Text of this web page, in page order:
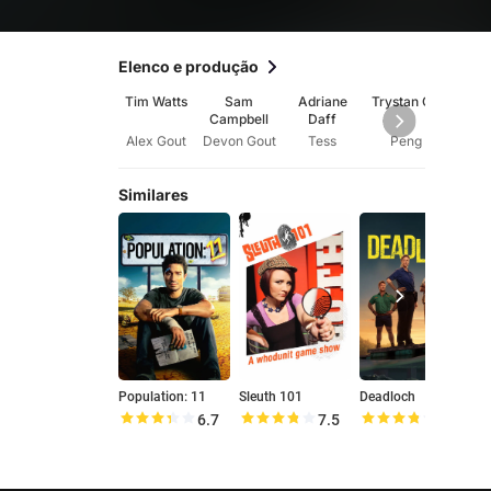
Elenco e produção
Tim Watts
Alex Gout
Sam
Campbell
Devon Gout
Adriane
Daff
Tess
Trystan Go
Peng
Similares
Population: 11
6.7
Sleuth 101
7.5
Deadloch